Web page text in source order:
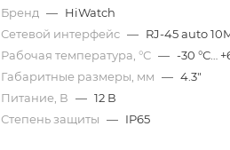
Бренд — HiWatch
Сетевой интерфейс — RJ-45 auto
Рабочая температура, °С — -30 °С…
Габаритные размеры, мм — 4.3"
Питание, В — 12 В
Степень защиты — IP65